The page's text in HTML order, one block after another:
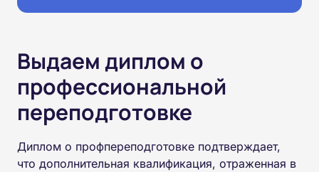
Выдаем диплом о
профессиональной
переподготовке
Диплом о профпереподготовке подтверждает,
что дополнительная квалификация, отраженная в